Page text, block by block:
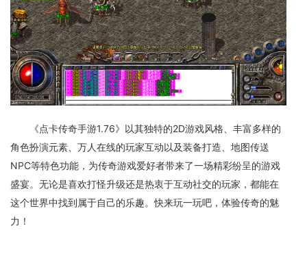
《点卡传奇手游1.76》以其独特的2D游戏风格、丰富多样的
角色扮演元素、万人在线的玩家互动以及装备打造、地图传送
NPC等特色功能，为传奇游戏爱好者带来了一场精彩纷呈的游戏
盛宴。无论是喜欢打怪升级还是热衷于互动社交的玩家，都能在
这个世界中找到属于自己的乐趣。快来玩一玩吧，体验传奇的魅
力！